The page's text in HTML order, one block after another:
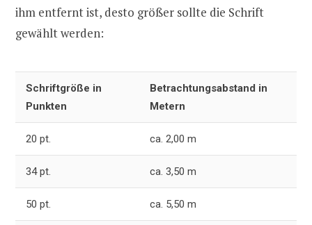
ihm entfernt ist, desto größer sollte die Schrift
gewählt werden:
Schriftgröße in
Punkten
Betrachtungsabstand in
Metern
20 pt. ca. 2,00 m
34 pt. ca. 3,50 m
50 pt. ca. 5,50 m